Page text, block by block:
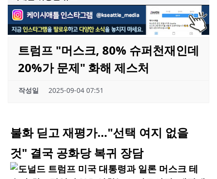
트럼프 "머스크, 80% 슈퍼천재인데
20%가 문제" 화해 제스처
작성일 2025-09-04 07:51
불화 딛고 재평가…"선택 여지 없을
것" 결국 공화당 복귀 장담